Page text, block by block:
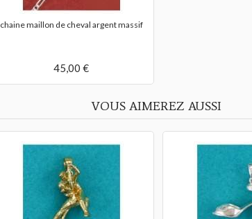
chaine maillon de cheval argent massif
45,00 €
VOUS AIMEREZ AUSSI